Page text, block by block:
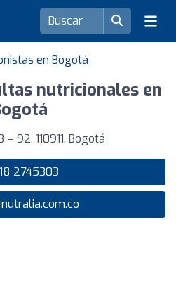
en Bogotá
nutricionales en
– 92, 110911, Bogotá
2745303